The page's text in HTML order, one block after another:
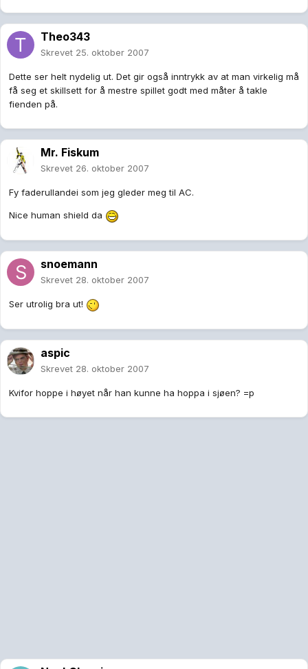
Theo343
Skrevet 25. oktober 2007
Dette ser helt nydelig ut. Det gir også inntrykk av at man virkelig må
få seg et skillsett for å mestre spillet godt med måter å takle
fienden på.
Mr. Fiskum
Skrevet 26. oktober 2007
Fy faderullandei som jeg gleder meg til AC.
Nice human shield da
snoemann
Skrevet 28. oktober 2007
Ser utrolig bra ut!
aspic
Skrevet 28. oktober 2007
Kvifor hoppe i høyet når han kunne ha hoppa i sjøen? =p